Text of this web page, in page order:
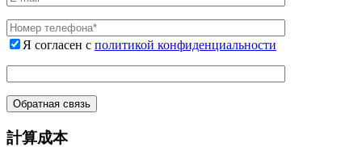
Я согласен с политикой конфиденциальности
計算成本